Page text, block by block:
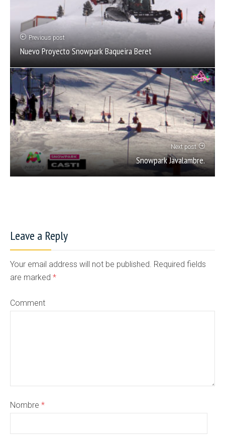
Previous post
Nuevo Proyecto Snowpark Baqueira Beret
Next post
Snowpark Javalambre.
Leave a Reply
Your email address will not be published. Required fields
are marked *
Comment
Nombre *